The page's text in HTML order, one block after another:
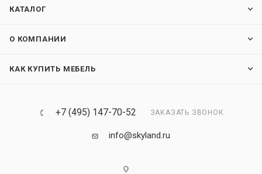
КАТАЛОГ
О КОМПАНИИ
КАК КУПИТЬ МЕБЕЛЬ
+7 (495) 147-70-52 ЗАКАЗАТЬ ЗВОНОК
info@skyland.ru